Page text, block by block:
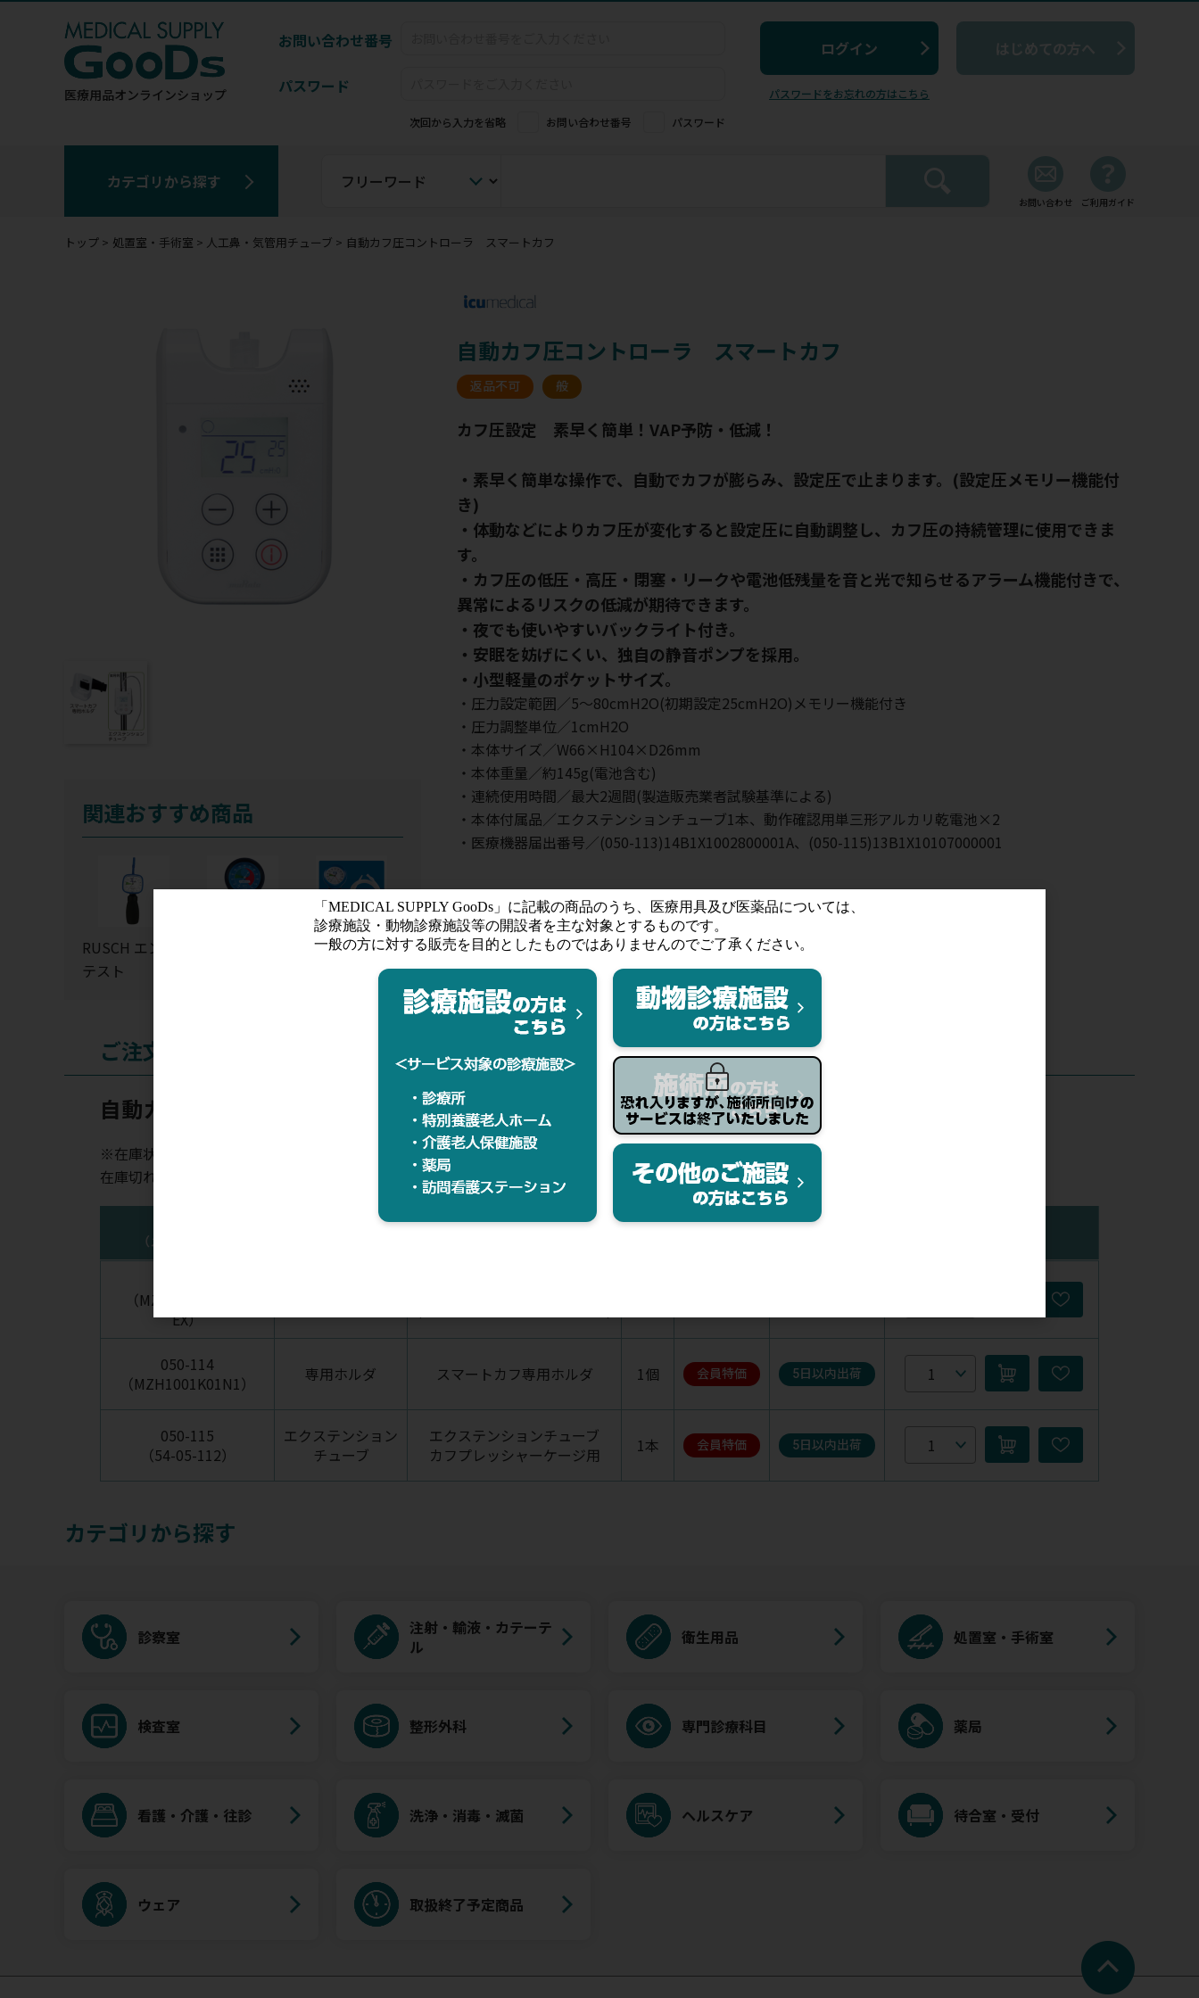
医療用品オンラインショップ
お問い合わせ番号
パスワード
次回から入力を省略 お問い合わせ番号 パスワード
パスワードをお忘れの方はこちら
はじめての方へ
カテゴリから探す
お問い合わせ ご利用ガイド
トップ 処置室・手術室 人工鼻・気管用チューブ 自動カフ圧コントローラ スマートカフ
関連おすすめ商品
RUSCH エンド
テスト
ハイ・ロー・ハ
ンドカフ圧ゲー
自動カフ圧コントローラ スマートカフ
返品不可 般
カフ圧設定 素早く簡単！VAP予防・低減！
・素早く簡単な操作で、自動でカフが膨らみ、設定圧で止まります。(設定圧メモリー機能付
き)
・体動などによりカフ圧が変化すると設定圧に自動調整し、カフ圧の持続管理に使用できま
す。
・カフ圧の低圧・高圧・閉塞・リークや電池低残量を音と光で知らせるアラーム機能付きで、
異常によるリスクの低減が期待できます。
・夜でも使いやすいバックライト付き。
・安眠を妨げにくい、独自の静音ポンプを採用。
・小型軽量のポケットサイズ。
・圧力設定範囲／5～80cmH2O(初期設定25cmH2O)メモリー機能付き
・圧力調整単位／1cmH2O
・本体サイズ／W66×H104×D26mm
・本体重量／約145g(電池含む)
・連続使用時間／最大2週間(製造販売業者試験基準による)
・本体付属品／エクステンションチューブ1本、動作確認用単三形アルカリ乾電池×2
・医療機器届出番号／(050-113)14B1X1002800001A、(050-115)13B1X10107000001
ご注文
自動カフ圧コントローラ スマートカフ
※在庫状況表示はあくまでも目安となります。
在庫切れの場合はお時間を頂く場合がございます。ご購入ならびにお気に入りの登録にはログインが必要です。
（メーカー品番）
（MZH1001K01NL-
EX）
050-114
（MZH1001K01N1）
専用ホルダ スマートカフ専用ホルダ 1個 会員特価 5日以内出荷
050-115
（54-05-112）
エクステンション
チューブ
エクステンションチューブ
カフプレッシャーケージ用
1本 会員特価 5日以内出荷
カテゴリから探す
診察室
注射・輸液・カテーテ
ル
衛生用品 処置室・手術室
検査室 整形外科 専門診療科目 薬局
看護・介護・往診 洗浄・消毒・滅菌 ヘルスケア 待合室・受付
ウェア 取扱終了予定商品